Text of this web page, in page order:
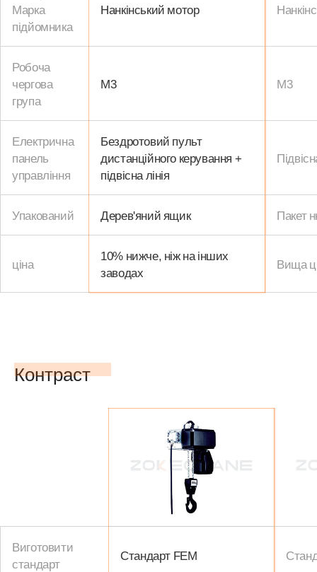
Марка
підйомника
Нанкінський мотор
Робоча
чергова
група
M3 M3
Електрична
панель
управління
Бездротовий пульт
дистанційного керування +
підвісна лінія
Упакований Дерев'яний ящик Пакет
ціна
10% нижче, ніж на інших
заводах
Вища
Контраст
Виготовити
стандарт
Стандарт FEM